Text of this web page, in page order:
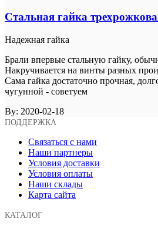
Стальная гайка
Надежная гайка
Брали впервые стальную гайку,
Накручивается на винты разных
Сама гайка достаточно прочная,
чугунной - советуем
By: 2020-02-18
ПОДДЕРЖКА
Связаться с нами
Наши партнеры
Условия доставки
Условия оплаты
Наши склады
Карта сайта
КАТАЛОГ